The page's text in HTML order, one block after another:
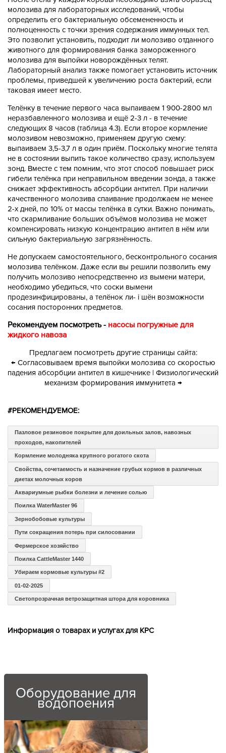
молозива для лабораторных исследований, чтобы
определить его бактериальную обсемененность и
полноценность с точки зрения содержания иммунных тел.
Это позволит установить, подходит ли молозиво отданного
животного для формирования банка замороженного
молозива для выпойки новорождённых телят.
Лабораторный анализ также помогает установить источник
проблемы, приведшей к увеличению роста бактерий, если
таковая имеет место.
Телёнку в течение первого часа выпаиваем 1 900-2800 мл
неразбавленного молозива и ещё 2-3 л - в течение
следующих 8 часов (таблица 4.3). Если второе кормление
молозивом невозможно, применяем другую схему:
выпаиваем 3,5-3,7 л в один приём. Поскольку многие телята
не в состоянии выпить такое количество сразу, используем
зонд. Вместе с тем помним, что этот способ повышает риск
гибели телёнка при неправильном введении зонда, а также
снижает эффективность абсорбции антител. При наличии
качественного молозива спаивание продолжаем не менее
2-х дней, по 10% от массы телёнка в сутки. Важно понимать,
что скармливание больших объёмов молозива не может
компенсировать низкую концентрацию антител в нём или
сильную бактериальную загрязнённость.
Не допускаем самостоятельного, бесконтрольного сосания
молозива телёнком. Даже если вы решили позволить ему
получить молозиво непосредственно из вымени матери,
необходимо убедиться, что соски вымени
продезинфицированы, а телёнок ли- i шён возможности
сосания посторонних предметов.
Рекомендуем посмотреть - насосы погружные для
жидкого навоза
Предлагаем посмотреть другие страницы сайта:
← Согласовываем время выпойки молозива со скоростью
падения абсорбции антител в кишечнике | Физиологический
механизм формирования иммунитета →
#РЕКОМЕНДУЕМОЕ:
Пазловое резиновое покрытие для доильных залов, навозных
проходов, накопителей
Кормление молодняка крупного рогатого скота
Свойства, сочетаемость и назначение грубых кормов в различных
диетах молочных коров
Аквариумные рыбки болезни и лечение солью
Поилка WaterMaster 96
Зернобобовые культуры
Пути сокращения потерь при силосовании
Фермерское хозяйство
Поилка CattleMaster 1440
Убираем кормовые культуры #2
01-02-2025
Светопрозрачная ветрозащитная штора для коровника
Информация о товарах и услугах для КРС
Оборудование для
водопоения